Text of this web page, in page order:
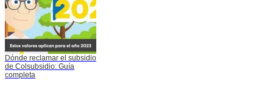
Dónde reclamar el subsidio
de Colsubsidio: Guía
completa